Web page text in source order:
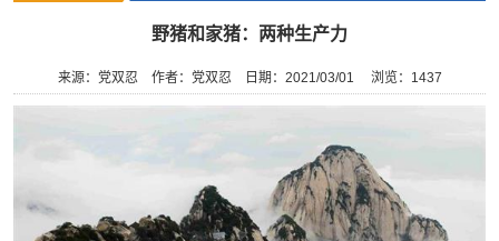
野猪和家猪：两种生产力
来源：党双忍 作者：党双忍 日期：2021/03/01 浏览： 1437